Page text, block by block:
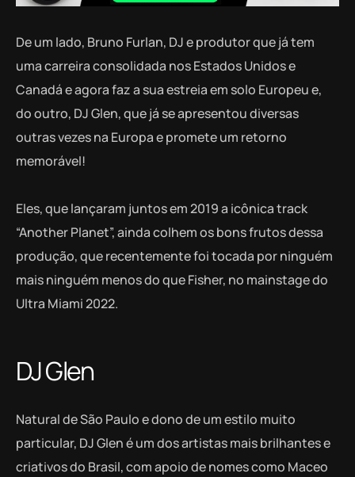
De um lado, Bruno Furlan, DJ e produtor que já tem
uma carreira consolidada nos Estados Unidos e
Canadá e agora faz a sua estreia em solo Europeu e,
do outro, DJ Glen, que já se apresentou diversas
outras vezes na Europa e promete um retorno
memorável!
Eles, que lançaram juntos em 2019 a icônica track
“Another Planet”, ainda colhem os bons frutos dessa
produção, que recentemente foi tocada por ninguém
mais ninguém menos do que Fisher, no mainstage do
Ultra Miami 2022.
DJ Glen
Natural de São Paulo e dono de um estilo muito
particular, DJ Glen é um dos artistas mais brilhantes e
criativos do Brasil, com apoio de nomes como Maceo